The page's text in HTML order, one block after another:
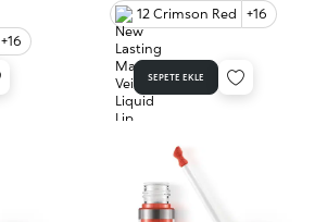
+16
12 Crimson Red +16
SEPETE EKLE